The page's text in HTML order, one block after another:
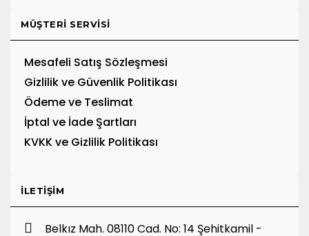
MÜŞTERI SERVISI
Mesafeli Satış Sözleşmesi
Gizlilik ve Güvenlik Politikası
Ödeme ve Teslimat
İptal ve İade Şartları
KVKK ve Gizlilik Politikası
İLETIŞIM
Belkız Mah. 08110 Cad. No: 14 Şehitkamil -